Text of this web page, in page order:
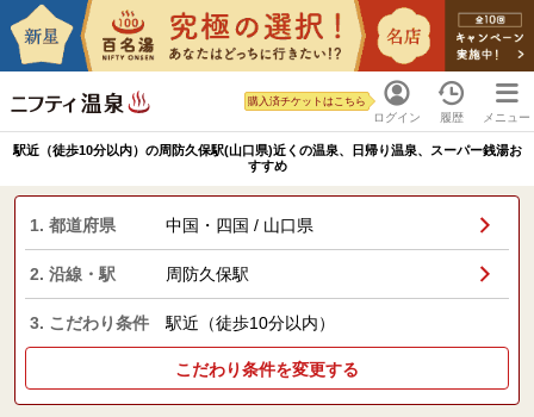
ログイン
購入済チケットはこちら
履歴 メニュー
駅近（徒歩10分以内）の周防久保駅(山口県)近くの温泉、日帰り温泉、スーパー銭湯お
すすめ
1. 都道府県 中国・四国 / 山口県
2. 沿線・駅 周防久保駅
3. こだわり条件 駅近（徒歩10分以内）
こだわり条件を変更する